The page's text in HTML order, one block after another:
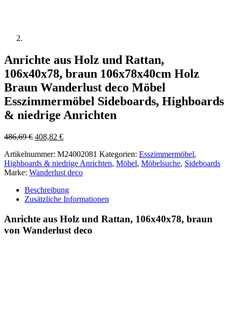
Anrichte aus Holz und Rattan,
106x40x78, braun 106x78x40cm Holz
Braun Wanderlust deco Möbel
Esszimmermöbel Sideboards, Highboards
& niedrige Anrichten
486,69€ Ursprünglicher
war:
486,69 €
408,82 €Aktueller
ist:
408,82 €.
Artikelnummer: M24002081 Kategorien: Esszimmermöbel,
Highboards & niedrige Anrichten, Möbel, Möbelsuche, Sideboards
Marke: Wanderlust deco
Beschreibung
Zusätzliche Informationen
Anrichte aus Holz und Rattan, 106x40x78, braun
von Wanderlust deco